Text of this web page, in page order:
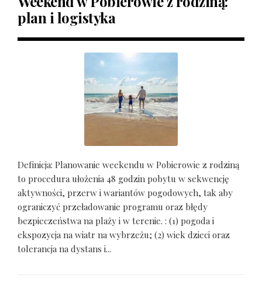
plan i logistyka
Definicja: Planowanie weekendu w Pobierowie z rodziną
to procedura ułożenia 48 godzin pobytu w sekwencję
aktywności, przerw i wariantów pogodowych, tak aby
ograniczyć przeładowanie programu oraz błędy
bezpieczeństwa na plaży i w terenie. : (1) pogoda i
ekspozycja na wiatr na wybrzeżu; (2) wiek dzieci oraz
tolerancja na dystans i...